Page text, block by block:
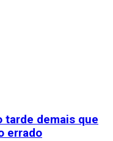
tarde demais que
errado